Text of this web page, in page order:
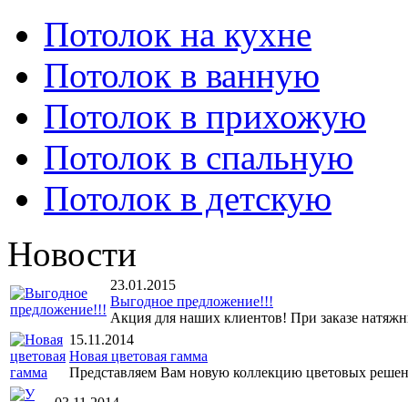
Потолок на кухне
Потолок в ванную
Потолок в прихожую
Потолок в спальную
Потолок в детскую
Новости
23.01.2015
Выгодное предложение!!!
Акция для наших клиентов! При заказе
15.11.2014
Новая цветовая гамма
Представляем Вам новую коллекцию цветовых